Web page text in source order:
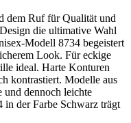
dem Ruf für Qualität und
die ultimative Wahl
Modell 8734 begeistert
Look. Für eckige
ideal. Harte Konturen
kontrastiert. Modelle aus
und dennoch leichte
der Farbe Schwarz trägt